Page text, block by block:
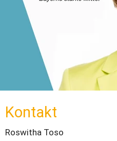
Kontakt
Roswitha Toso